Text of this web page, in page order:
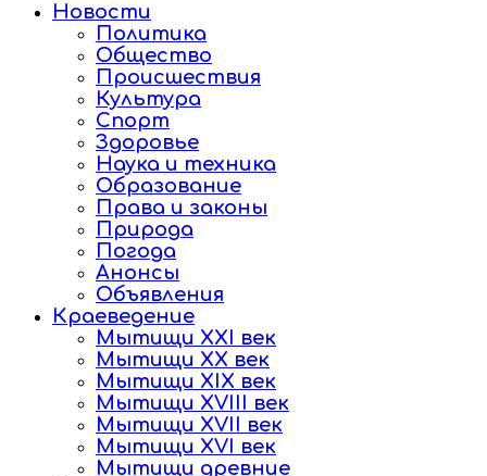
Новости
Политика
Общество
Происшествия
Культура
Спорт
Здоровье
Наука и техника
Образование
Права и законы
Природа
Погода
Анонсы
Объявления
Краеведение
Мытищи XXI век
Мытищи XX век
Мытищи XIX век
Мытищи XVIII век
Мытищи XVII век
Мытищи XVI век
Мытищи древние